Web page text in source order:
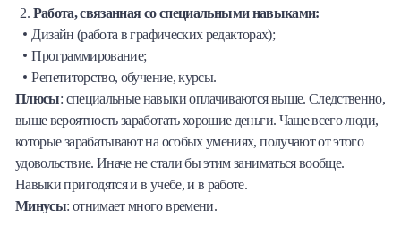
Работа, связанная со специальными навыками:
Дизайн (работа в графических редакторах);
Программирование;
Репетиторство, обучение, курсы.
Плюсы: специальные навыки оплачиваются выше. Следственно,
выше вероятность заработать хорошие деньги. Чаще всего люди,
которые зарабатывают на особых умениях, получают от этого
удовольствие. Иначе не стали бы этим заниматься вообще.
Навыки пригодятся и в учебе, и в работе.
Минусы: отнимает много времени.